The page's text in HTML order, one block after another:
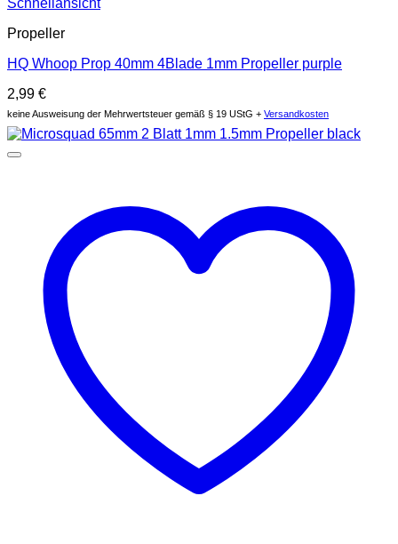
Schnellansicht
Propeller
HQ Whoop Prop 40mm 4Blade 1mm Propeller purple
2,99 €
keine Ausweisung der Mehrwertsteuer gemäß § 19 UStG + Versandkosten